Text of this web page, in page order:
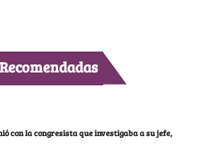
con la congresista que investigaba a su jefe,